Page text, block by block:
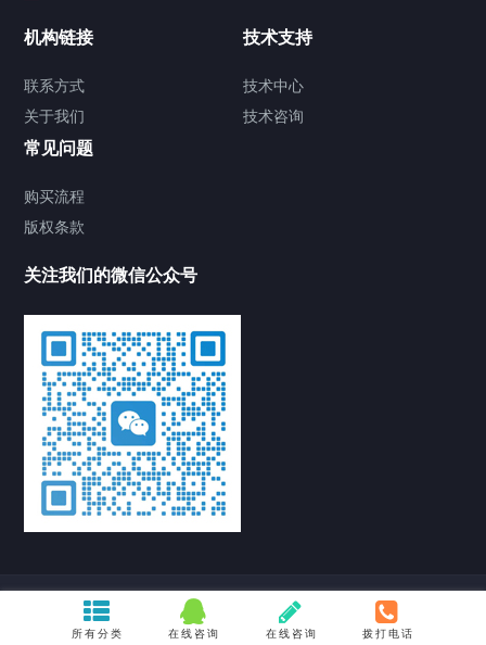
机构链接
联系方式
关于我们
技术支持
技术中心
技术咨询
常见问题
购买流程
版权条款
关注我们的微信公众号
Copyright © 2021 北京九州云联科技有限公司 版权所有 |备案号京ICP备
2021001308号-1
所有分类 在线咨询 在线咨询 拨打电话